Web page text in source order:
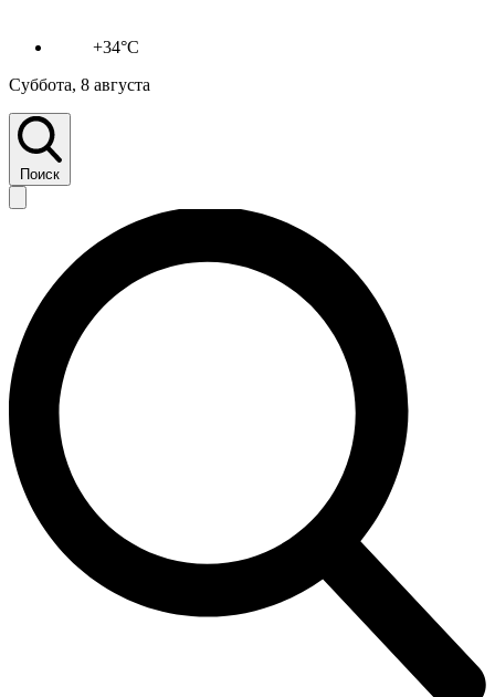
+34°C
Суббота, 8 августа
Поиск